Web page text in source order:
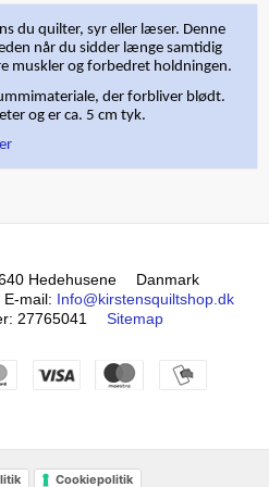
du quilter, syr eller læser. Denne
når du sidder længe samtidig
muskler og forbedret holdningen.
der forbliver blødt.
og er ca. 5 cm tyk.
Hedehusene
Danmark
E-mail: Info@kirstensquiltshop.dk
: 27765041 Sitemap
Cookiepolitik